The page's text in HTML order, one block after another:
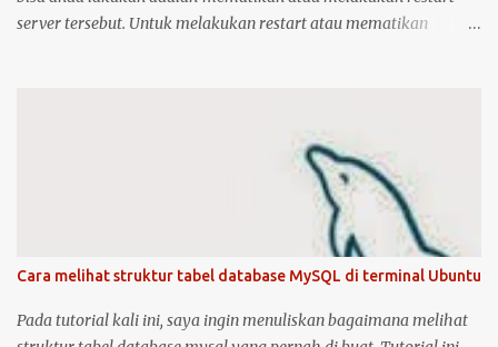
server tersebut. Untuk melakukan restart atau mematikan
menggunakan mouse untuk melakukan restart atau shutdown
melalui antarmuka yang telah disediakan. Lalu bagaimana jika
anda menggunakan Ubuntu Server? yang notabene anda tidak
dapat menggunakan antarmuka karena hanya disediakan
console atau terminal. Ada beberapa cara untuk mematikan,
begitu juga ada dua cara untuk menjalankan perintah restart di
Ubuntu Server. Berikut cara untuk melakukan restart dan
Cara melihat struktur tabel database MySQL di terminal Ubuntu
Pada tutorial kali ini, saya ingin menuliskan bagaimana melihat